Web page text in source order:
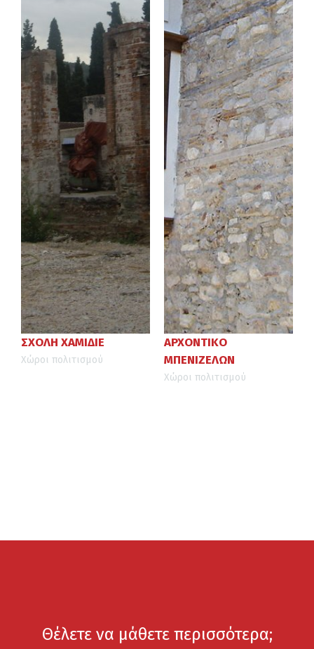
ΣΧΟΛΗ ΧΑΜΙΔΙΕ
Χώροι πολιτισμού
ΑΡΧΟΝΤΙΚΟ
ΜΠΕΝΙΖΕΛΩΝ
Χώροι πολιτισμού
Θέλετε να μάθετε περισσότερα;